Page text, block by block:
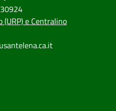
(URP) e Centralino